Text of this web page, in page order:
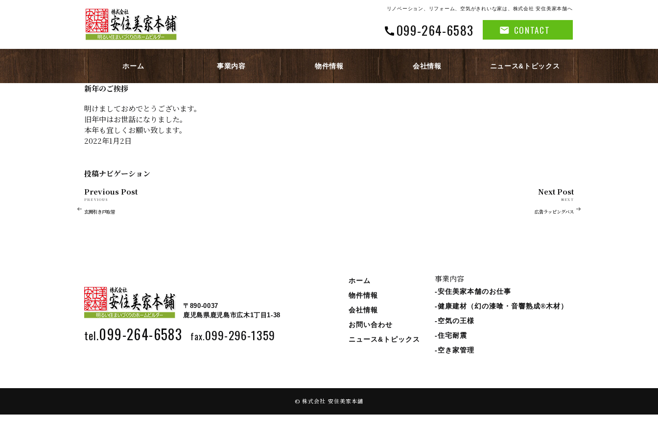
リノベーション、リフォーム、空気がきれいな家は、株式会社 安住美家本舗へ
099-264-6583 CONTACT
ホーム 事業内容 物件情報 会社情報 ニュース&トピックス
新年のご挨拶
明けましておめでとうございます。
旧年中はお世話になりました。
本年も宜しくお願い致します。
2022年1月2日
投稿ナビゲーション
Previous Post
PREVIOUS
玄関引き戸取替
Next Post
NEXT
広告ラッピングバス
〒890-0037
鹿児島県鹿児島市広木1丁目1-38
tel.099-264-6583 fax.099-296-1359
ホーム
物件情報
会社情報
お問い合わせ
ニュース&トピックス
事業内容
‐安住美家本舗のお仕事
‐健康建材（幻の漆喰・音響熟成®木材）
‐空気の王様
‐住宅耐震
‐空き家管理
© 株式会社 安住美家本舗